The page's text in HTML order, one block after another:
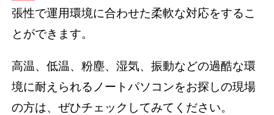
張性で運用環境に合わせた柔軟な対応をするこ
とができます。
高温、低温、粉塵、湿気、振動などの過酷な環
境に耐えられるノートパソコンをお探しの現場
の方は、ぜひチェックしてみてください。